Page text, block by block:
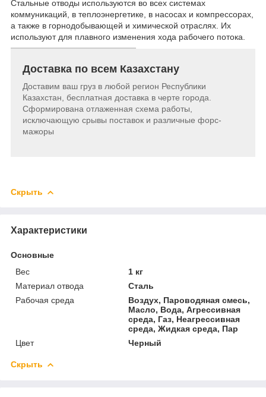
Стальные отводы используются во всех системах
коммуникаций, в теплоэнергетике, в насосах и компрессорах,
а также в горнодобывающей и химической отраслях. Их
используют для плавного изменения хода рабочего потока.
Доставка по всем Казахстану
Доставим ваш груз в любой регион Республики
Казахстан, бесплатная доставка в черте города.
Сформирована отлаженная схема работы,
исключающую срывы поставок и различные форс-
мажоры
Скрыть
Характеристики
Основные
Вес
1 кг
Материал отвода
Сталь
Рабочая среда
Воздух, Пароводяная смесь,
Масло, Вода, Агрессивная
среда, Газ, Неагрессивная
среда, Жидкая среда, Пар
Цвет
Черный
Скрыть